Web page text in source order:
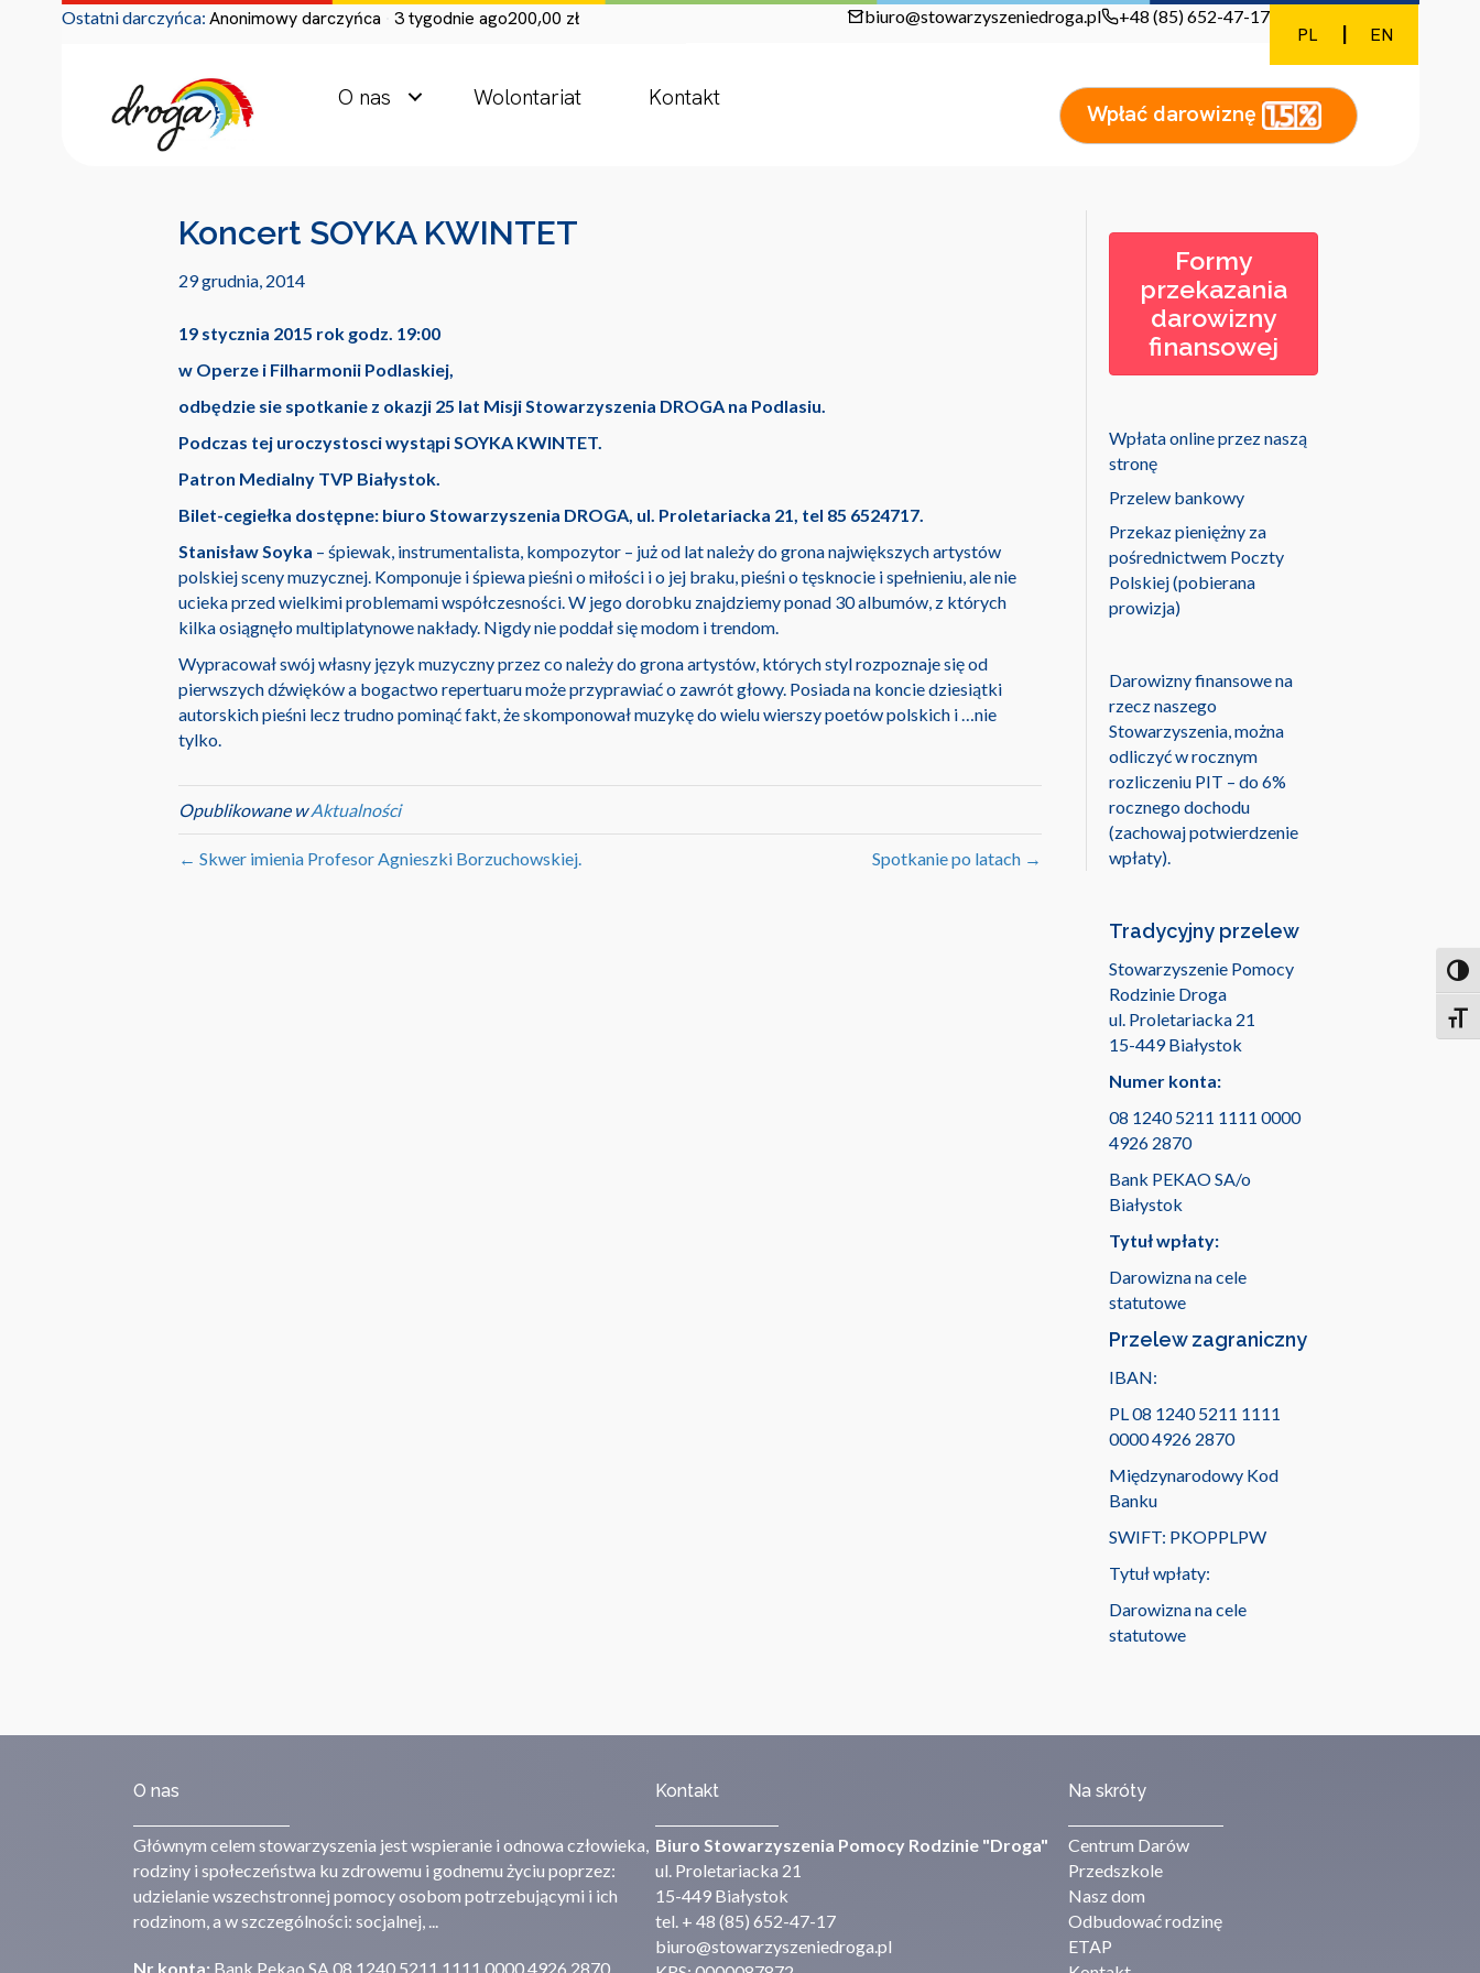
Ostatni darczyńca: Anonimowy darczyńca 3 tygodnie ago200,00 zł biuro@stowarzyszeniedroga.pl +48 (85) 652-47-17
PL I EN
O nas Wolontariat Kontakt
Wpłać darowiznę
Koncert SOYKA KWINTET
29 grudnia, 2014
19 stycznia 2015 rok godz. 19:00
w Operze i Filharmonii Podlaskiej,
odbędzie sie spotkanie z okazji 25 lat Misji Stowarzyszenia DROGA na Podlasiu.
Podczas tej uroczystosci wystąpi SOYKA KWINTET.
Patron Medialny TVP Białystok.
Bilet-cegiełka dostępne: biuro Stowarzyszenia DROGA, ul. Proletariacka 21, tel 85 6524717.
Stanisław Soyka – śpiewak, instrumentalista, kompozytor – już od lat należy do grona największych artystów
polskiej sceny muzycznej. Komponuje i śpiewa pieśni o miłości i o jej braku, pieśni o tęsknocie i spełnieniu, ale nie
ucieka przed wielkimi problemami współczesności. W jego dorobku znajdziemy ponad 30 albumów, z których
kilka osiągnęło multiplatynowe nakłady. Nigdy nie poddał się modom i trendom.
Wypracował swój własny język muzyczny przez co należy do grona artystów, których styl rozpoznaje się od
pierwszych dźwięków a bogactwo repertuaru może przyprawiać o zawrót głowy. Posiada na koncie dziesiątki
autorskich pieśni lecz trudno pominąć fakt, że skomponował muzykę do wielu wierszy poetów polskich i …nie
tylko.
Opublikowane wAktualności
← Skwer imienia Profesor Agnieszki Borzuchowskiej. Spotkanie po latach →
Formy
przekazania
darowizny
finansowej
Wpłata online przez naszą
stronę
Przelew bankowy
Przekaz pieniężny za
pośrednictwem Poczty
Polskiej (pobierana
prowizja)
Darowizny finansowe na
rzecz naszego
Stowarzyszenia, można
odliczyć w rocznym
rozliczeniu PIT – do 6%
rocznego dochodu
(zachowaj potwierdzenie
wpłaty).
Tradycyjny przelew
Stowarzyszenie Pomocy
Rodzinie Droga
ul. Proletariacka 21
15-449 Białystok
Numer konta:
08 1240 5211 1111 0000
4926 2870
Bank PEKAO SA/o
Białystok
Tytuł wpłaty:
Darowizna na cele
statutowe
Przelew zagraniczny
IBAN:
PL 08 1240 5211 1111
0000 4926 2870
Międzynarodowy Kod
Banku
SWIFT: PKOPPLPW
Tytuł wpłaty:
Darowizna na cele
statutowe
O nas
Głównym celem stowarzyszenia jest wspieranie i odnowa człowieka,
rodziny i społeczeństwa ku zdrowemu i godnemu życiu poprzez:
udzielanie wszechstronnej pomocy osobom potrzebującymi i ich
rodzinom, a w szczególności: socjalnej, ...
Nr konta: Bank Pekao SA 08 1240 5211 1111 0000 4926 2870
Kontakt
Biuro Stowarzyszenia Pomocy Rodzinie "Droga"
ul. Proletariacka 21
15-449 Białystok
tel. + 48 (85) 652-47-17
biuro@stowarzyszeniedroga.pl
Na skróty
Centrum Darów
Przedszkole
Nasz dom
Odbudować rodzinę
ETAP